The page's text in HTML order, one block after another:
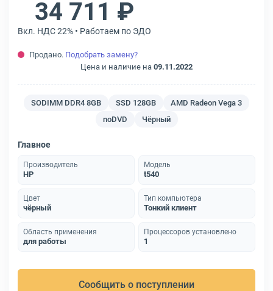
34 711 ₽
Вкл. НДС 22% • Работаем по ЭДО
Продано. Подобрать замену?
Цена и наличие на 09.11.2022
SODIMM DDR4 8GB SSD 128GB
AMD Radeon Vega 3
noDVD
Чёрный
Главное
Производитель
HP
Модель
t540
Цвет
чёрный
Тип компьютера
Тонкий клиент
Область применения
для работы
Процессоров установлено
1
Сообщить о поступлении